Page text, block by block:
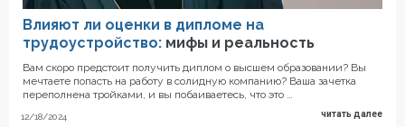
Влияют ли оценки в дипломе на
трудоустройство: мифы и реальность
12/18/2024
Вам скоро предстоит получить диплом о высшем образовании? Вы
мечтаете попасть на работу в солидную компанию? Ваша зачетка
переполнена тройками, и вы побаиваетесь, что это …
читать далее